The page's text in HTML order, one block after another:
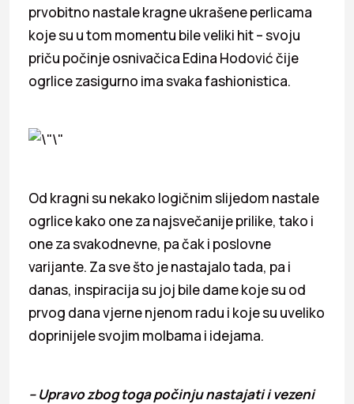
prvobitno nastale kragne ukrašene perlicama
koje su u tom momentu bile veliki hit – svoju
priču počinje osnivačica Edina Hodović čije
ogrlice zasigurno ima svaka fashionistica.
Od kragni su nekako logičnim slijedom nastale
ogrlice kako one za najsvečanije prilike, tako i
one za svakodnevne, pa čak i poslovne
varijante. Za sve što je nastajalo tada, pa i
danas, inspiracija su joj bile dame koje su od
prvog dana vjerne njenom radu i koje su uveliko
doprinijele svojim molbama i idejama.
– Upravo zbog toga počinju nastajati i vezeni